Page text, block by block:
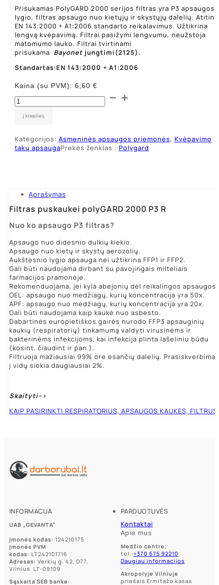
Prisukamas PolyGARD 2000 serijos filtras yra P3 apsaugos
lygio, filtras apsaugo nuo kietųjų ir skystųjų dalelių.
EN 143:2000 + A1:2006 standarto reikalavimus. Užtikrina
lengvą kvėpavimą. Filtrai pasižymi lengvumu, neužstoja
matomumo lauko. Filtrai tvirtinami
prisukama Bayonet jungtimi(2125).
Standartas:EN 143:2000 + A1:2006
Kaina (su PVM): 6,60 €
produkto
kiekis:
Filtras
2000
P3
Į krepšelį
Kategorijos: Asmeninės apsaugos priemonės, Kvėpavimo
takų apsaugaPrekės ženklas : Polygard
Aprašymas
Filtras puskaukei polyGARD 2000 P3 R
Nuo ko apsaugo P3 filtras?
Apsaugo nuo didesnio dulkių kiekio.
Apsaugo nuo kietų ir skystų aerozolių.
Aukštesnio lygio apsauga nei užtikrina FFP1 ir FFP2.
Gali būti naudojama dirbant su pavojingais milteliais
farmacijos pramonėje.
Rekomenduojama, jei kyla abejonių dėl reikalingos apsaugos.
OEL: apsaugo nuo medžiagų, kurių koncentracija yra 50x.
APF: apsaugo nuo medžiagų, kurių koncentracija yra 20x.
Gali būti naudojama kaip kaukė nuo asbesto.
Dabartinės europietiškos gairės nurodo FFP3 apsauginių
kaukių (respiratorių) tinkamumą valdyti virusinėms ir
bakterinėms infekcijoms, kai infekcija plinta lašeliniu būdu
(kosint, čiaudint ir pan.).
Filtruoja mažiausiai 99% ore esančių dalelių. Prasiskverbimas
į vidų siekia daugiausiai 2%.
Skaityti–>
KAIP PASIRINKTI RESPIRATORIUS, APSAUGOS KAUKES, FILTRUS
INFORMACIJA
UAB „GEVANTA”
Įmonės kodas: 124210175
Įmonės PVM
kodas: LT242101716
Adresas: Verkių g. 42, D77,
Vilnius LT-09109
Sąskaita SEB banke:
PARDUOTUVĖS
Kontaktai
Apie mus
Medžio centre,
tel.:+370 675 92210
Daugiau informacijos
Akropolyje Vilniuje
priešais Ermitažo kasas